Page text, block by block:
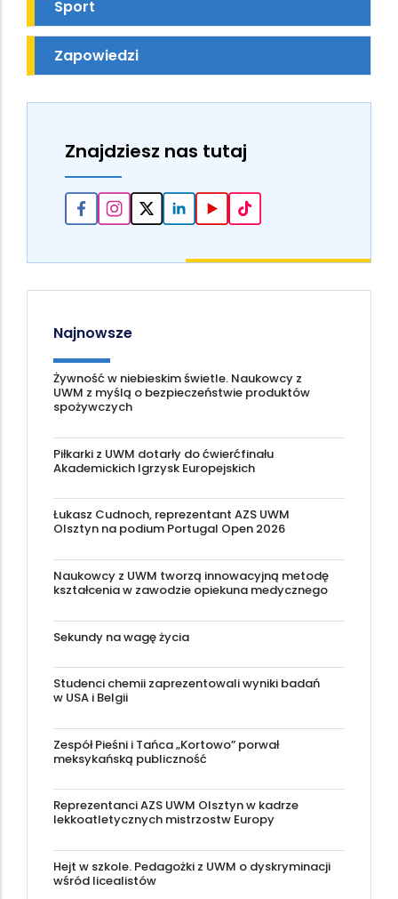
Sport
Zapowiedzi
Znajdziesz nas tutaj
Najnowsze
Żywność w niebieskim świetle. Naukowcy z
UWM z myślą o bezpieczeństwie produktów
spożywczych
Piłkarki z UWM dotarły do ćwierćfinału
Akademickich Igrzysk Europejskich
Łukasz Cudnoch, reprezentant AZS UWM
Olsztyn na podium Portugal Open 2026
Naukowcy z UWM tworzą innowacyjną metodę
kształcenia w zawodzie opiekuna medycznego
Sekundy na wagę życia
Studenci chemii zaprezentowali wyniki badań
w USA i Belgii
Zespół Pieśni i Tańca „Kortowo” porwał
meksykańską publiczność
Reprezentanci AZS UWM Olsztyn w kadrze
lekkoatletycznych mistrzostw Europy
Hejt w szkole. Pedagożki z UWM o dyskryminacji
wśród licealistów